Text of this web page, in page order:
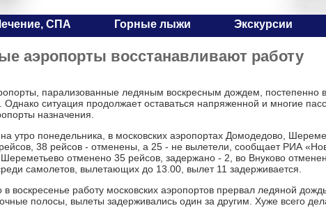
СПА Горные лыжи Экскурсии
аэропорты восстанавливают работу
парализованные ледяным воскресным дождем, постепенно
ситуация продолжает оставаться напряженной и многие
назначения.
утро понедельника, в московских аэропортах Домодедово,
38 рейсов - отменены, а 25 - не вылетели, сообщает РИА
Шереметьево отменено 35 рейсов, задержано - 2, во Внуково
самолетов, вылетающих до 13.00, вылет 11 задерживается.
воскресенье работу московских аэропортов прервал ледяной
полосы, вылеты задерживались один за другим. Хуже всего